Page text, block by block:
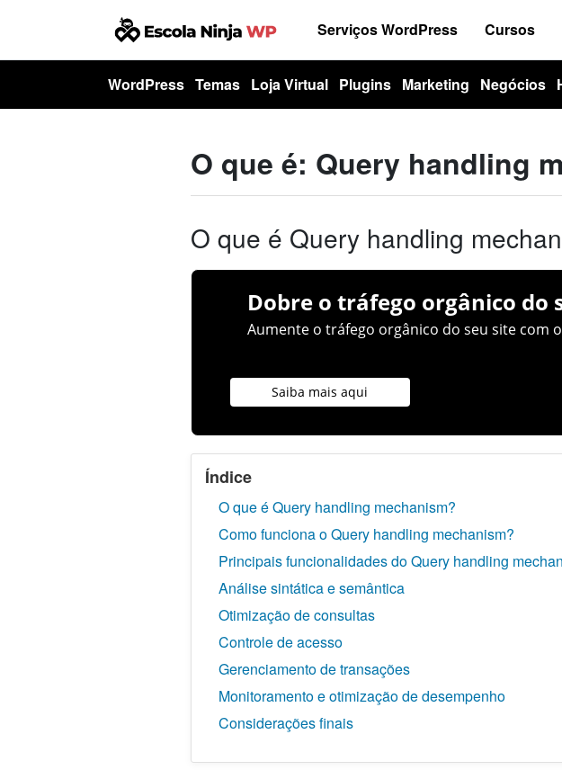
Serviços WordPress Cursos
WordPress Temas Loja Virtual Plugins Marketing Negócios
O que é: Query handling
O que é Query handling
Dobre o tráfego orgânico do
Aumente o tráfego orgânico do seu site com
Saiba mais aqui
Índice
O que é Query handling mechanism?
Como funciona o Query handling mechanism?
Principais funcionalidades do Query handling
Análise sintática e semântica
Otimização de consultas
Controle de acesso
Gerenciamento de transações
Monitoramento e otimização de desempenho
Considerações finais